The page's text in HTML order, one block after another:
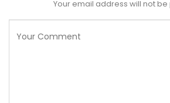
Your email address will not